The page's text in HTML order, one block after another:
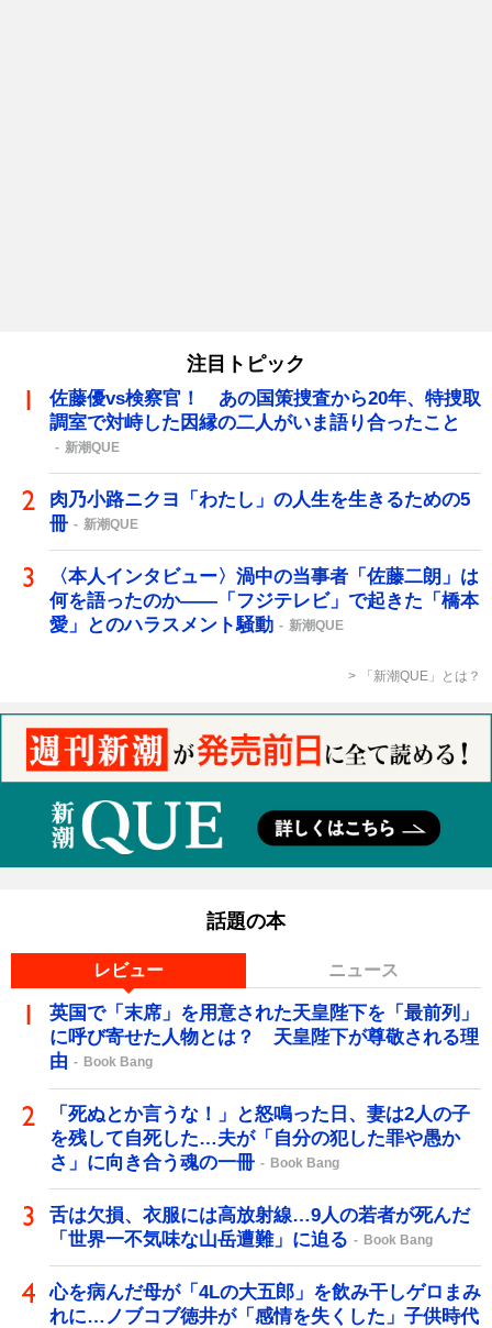
注目トピック
佐藤優vs検察官！ あの国策捜査から20年、特捜取
調室で対峙した因縁の二人がいま語り合ったこと
新潮QUE
肉乃小路ニクヨ「わたし」の人生を生きるための5
冊
新潮QUE
〈本人インタビュー〉渦中の当事者「佐藤二朗」は
何を語ったのか――「フジテレビ」で起きた「橋本
愛」とのハラスメント騒動
新潮QUE
「新潮QUE」とは？
話題の本
レビュー ニュース
英国で「末席」を用意された天皇陛下を「最前列」
に呼び寄せた人物とは？ 天皇陛下が尊敬される理
由
Book Bang
「死ぬとか言うな！」と怒鳴った日、妻は2人の子
を残して自死した…夫が「自分の犯した罪や愚か
さ」に向き合う魂の一冊
Book Bang
舌は欠損、衣服には高放射線…9人の若者が死んだ
「世界一不気味な山岳遭難」に迫る
Book Bang
心を病んだ母が「4Lの大五郎」を飲み干しゲロまみ
れに…ノブコブ徳井が「感情を失くした」子供時代